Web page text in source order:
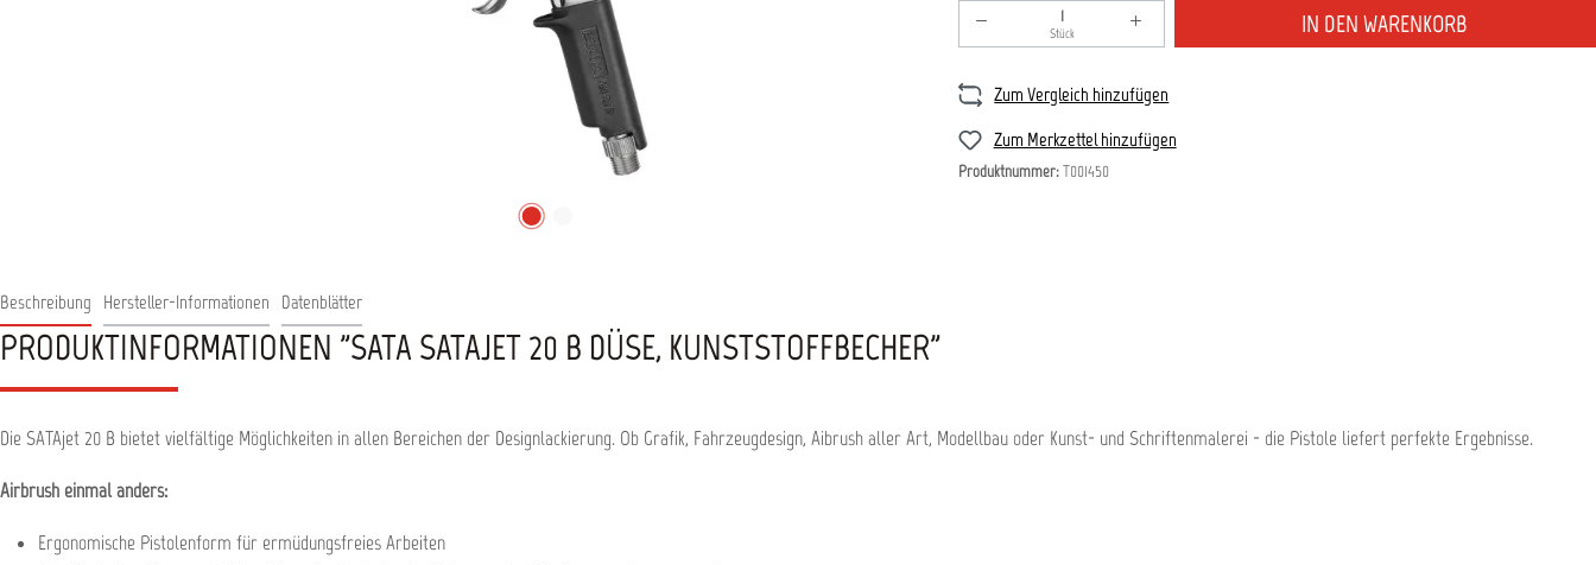
Produkt Anzahl: Gib den gewünschten Wert ein oder benutze
Stück IN DEN WARENKORB
Zum Vergleich hinzufügen
Zum Merkzettel hinzufügen
Produktnummer:T001450
Beschreibung Hersteller-Informationen Datenblätter
PRODUKTINFORMATIONEN "SATA SATAJET 20 B DÜSE, KUNSTSTOFFBECHER"
Die SATAjet 20 B bietet vielfältige Möglichkeiten in allen Bereichen der Designlackierung. Ob Grafik, Fahrzeugdesign, Aibrush aller Art, Modellbau oder Kunst- und Schriftenmalerei - die Pistole liefert perfekte Ergebnisse.
Airbrush einmal anders:
Ergonomische Pistolenform für ermüdungsfreies Arbeiten